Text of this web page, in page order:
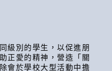
級別的學生，以促進朋
正愛的精神，營造「關
會於學校大型活動中擔